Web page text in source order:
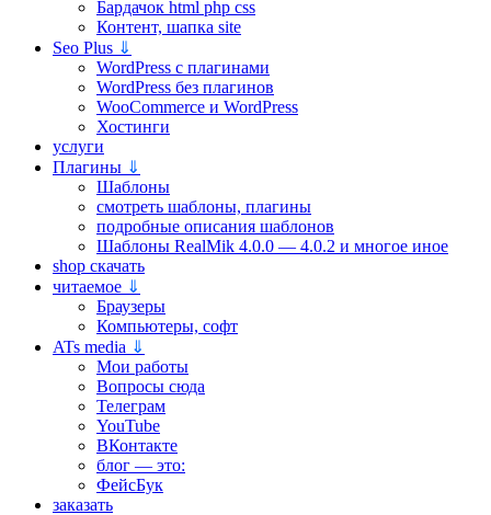
Бардачок html php css
Контент, шапка site
Seo Plus ⇓
WordPress c плагинами
WordPress без плагинов
WooCommerce и WordPress
Хостинги
услуги
Плагины ⇓
Шаблоны
смотреть шаблоны, плагины
подробные описания шаблонов
Шаблоны RealMik 4.0.0 — 4.0.2 и многое иное
shop скачать
читаемое ⇓
Браузеры
Компьютеры, софт
ATs media ⇓
Мои работы
Вопросы сюда
Телеграм
YouTube
ВКонтакте
блог — это:
ФейсБук
заказать